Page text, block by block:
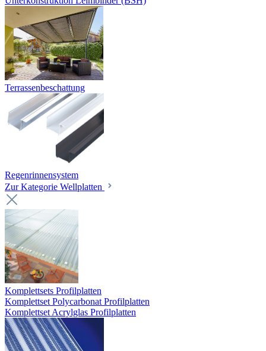
Terrassenbeschattung
Regenrinnensystem
Zur Kategorie Wellplatten
Komplettsets Profilplatten
Komplettset Polycarbonat Profilplatten
Komplettset Acrylglas Profilplatten